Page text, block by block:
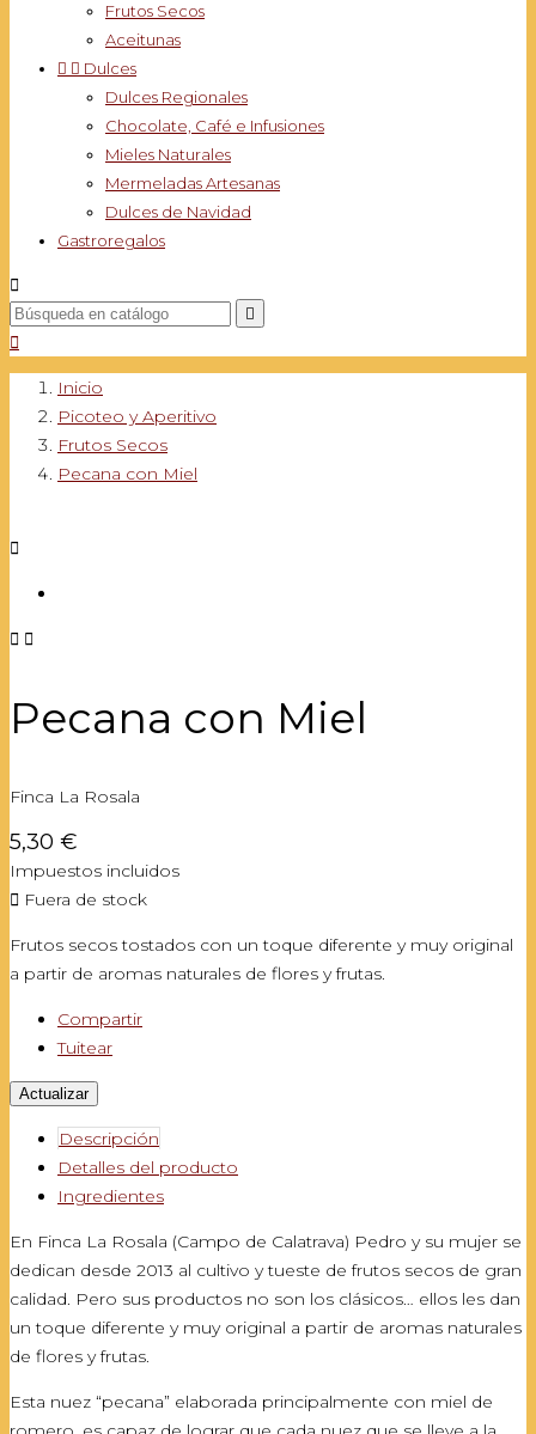
Frutos Secos
Aceitunas
  Dulces
Dulces Regionales
Chocolate, Café e Infusiones
Mieles Naturales
Mermeladas Artesanas
Dulces de Navidad
Gastroregalos



Inicio
Picoteo y Aperitivo
Frutos Secos
Pecana con Miel

 
Pecana con Miel
Finca La Rosala
5,30 €
Impuestos incluidos
 Fuera de stock
Frutos secos tostados con un toque diferente y muy original
a partir de aromas naturales de flores y frutas.
Compartir
Tuitear
Descripción
Detalles del producto
Ingredientes
En Finca La Rosala (Campo de Calatrava) Pedro y su mujer se
dedican desde 2013 al cultivo y tueste de frutos secos de gran
calidad. Pero sus productos no son los clásicos… ellos les dan
un toque diferente y muy original a partir de aromas naturales
de flores y frutas.
Esta nuez “pecana” elaborada principalmente con miel de